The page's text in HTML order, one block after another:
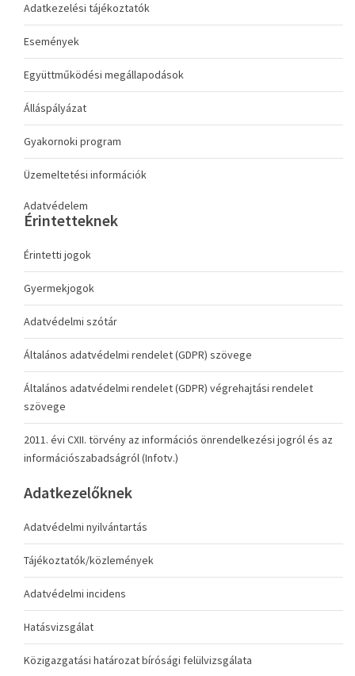
Adatkezelési tájékoztatók
Események
Együttműködési megállapodások
Álláspályázat
Gyakornoki program
Üzemeltetési információk
Adatvédelem
Érintetteknek
Érintetti jogok
Gyermekjogok
Adatvédelmi szótár
Általános adatvédelmi rendelet (GDPR) szövege
Általános adatvédelmi rendelet (GDPR) végrehajtási rendelet
szövege
2011. évi CXII. törvény az információs önrendelkezési jogról és az
információszabadságról (Infotv.)
Adatkezelőknek
Adatvédelmi nyilvántartás
Tájékoztatók/közlemények
Adatvédelmi incidens
Hatásvizsgálat
Közigazgatási határozat bírósági felülvizsgálata